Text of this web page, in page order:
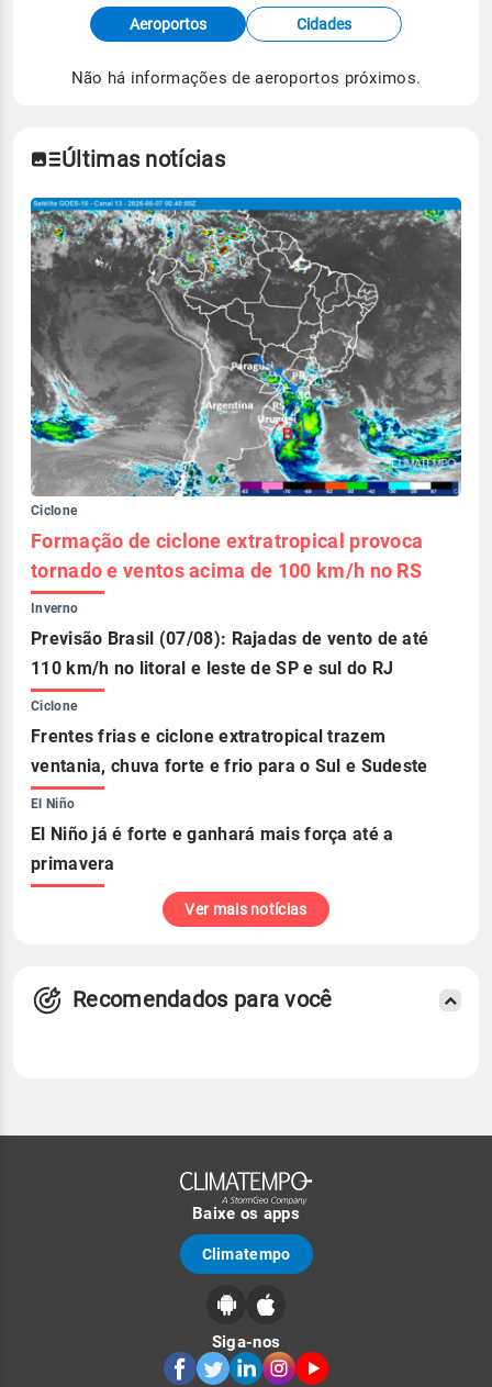
Fonte: dados combinados de estações
meteorológicas e satélite do Centro de Previsão
de Tempo e Estudos Climáticos (CPTEC).
Aeroportos Cidades
Não há informações de aeroportos próximos.
Últimas notícias
Ciclone
Formação de ciclone extratropical provoca
tornado e ventos acima de 100 km/h no RS
Inverno
Previsão Brasil (07/08): Rajadas de vento de até
110 km/h no litoral e leste de SP e sul do RJ
Ciclone
Frentes frias e ciclone extratropical trazem
ventania, chuva forte e frio para o Sul e Sudeste
El Niño
El Niño já é forte e ganhará mais força até a
primavera
Ver mais notícias
Recomendados para você
Baixe os apps
Climatempo
Siga-nos